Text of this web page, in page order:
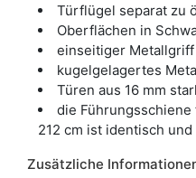
Türflügel separat zu
Oberflächen in
einseitiger
kugelgelagertes
Türen aus 16 mm
die
212 cm ist identisch
Zusätzliche